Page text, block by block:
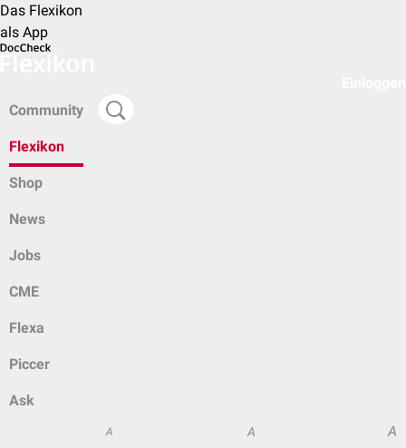
Das Flexikon
als App
Community
Flexikon
Shop
News
Jobs
CME
Flexa
Piccer
Ask
A A A